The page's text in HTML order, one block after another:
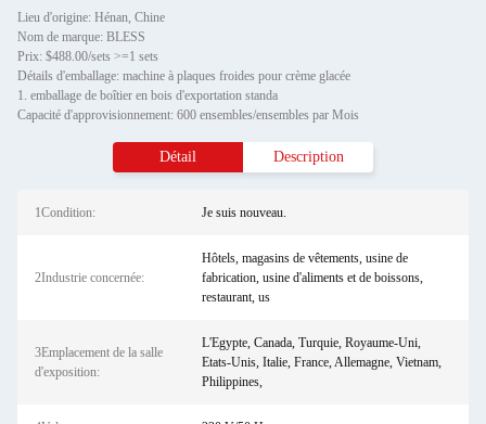
Lieu d'origine: Hénan, Chine
Nom de marque: BLESS
Prix: $488.00/sets >=1 sets
Détails d'emballage: machine à plaques froides pour crème glacée
1. emballage de boîtier en bois d'exportation standa
Capacité d'approvisionnement: 600 ensembles/ensembles par Mois
Détail Description
1Condition: Je suis nouveau.
2Industrie concernée:
Hôtels, magasins de vêtements, usine de
fabrication, usine d'aliments et de boissons,
restaurant, us
3Emplacement de la salle
d'exposition:
L'Egypte, Canada, Turquie, Royaume-Uni,
Etats-Unis, Italie, France, Allemagne, Vietnam,
Philippines,